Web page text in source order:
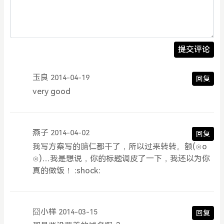
提交评论
玉良 2014-04-19 回复
very good
燕子 2014-04-02 回复
我写方案写的脑仁都干了，所以过来转转。额(⊙o
⊙)…我是想说，你的标题调皮了一下，我还以为你
真的做饭！ :shock:
囧小样 2014-03-15 回复